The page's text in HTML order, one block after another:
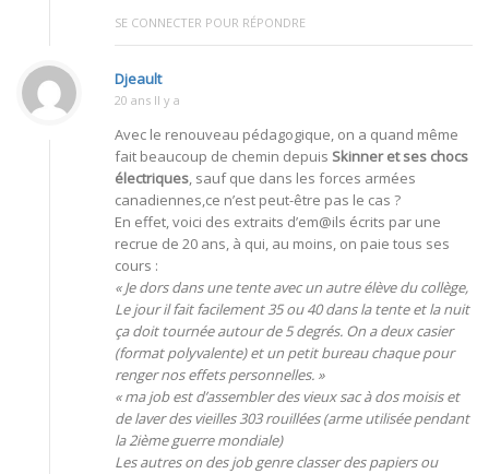
SE CONNECTER POUR RÉPONDRE
Djeault
20 ans Il y a
Avec le renouveau pédagogique, on a quand même
fait beaucoup de chemin depuis Skinner et ses chocs
électriques, sauf que dans les forces armées
canadiennes,ce n’est peut-être pas le cas ?
En effet, voici des extraits d’em@ils écrits par une
recrue de 20 ans, à qui, au moins, on paie tous ses
cours :
« Je dors dans une tente avec un autre élève du collège,
Le jour il fait facilement 35 ou 40 dans la tente et la nuit
ça doit tournée autour de 5 degrés. On a deux casier
(format polyvalente) et un petit bureau chaque pour
renger nos effets personnelles. »
« ma job est d’assembler des vieux sac à dos moisis et
de laver des vieilles 303 rouillées (arme utilisée pendant
la 2ième guerre mondiale)
Les autres on des job genre classer des papiers ou